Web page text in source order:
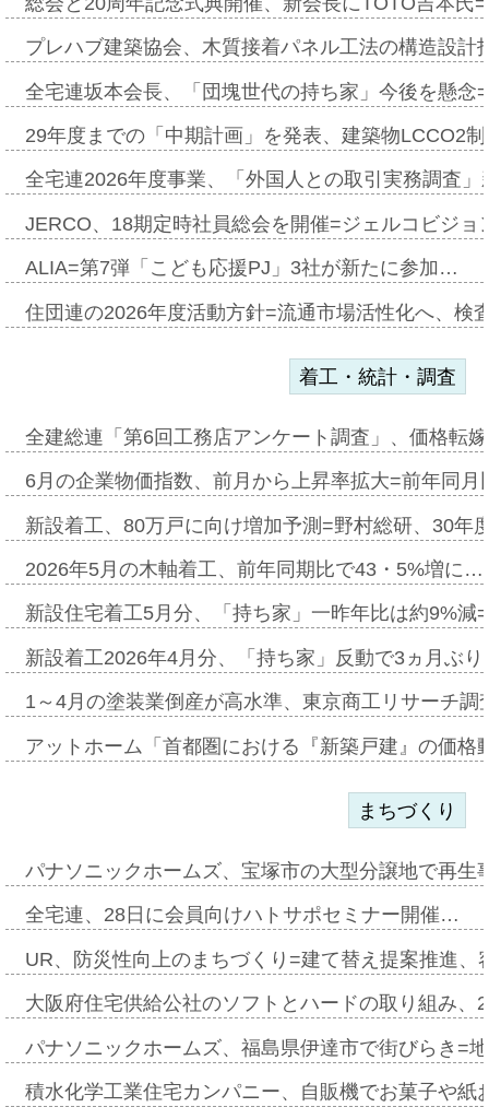
プレハブ建築協会、木質接着パネル工法の構造設
全宅連坂本会長、「団塊世代の持ち家」今後を懸
29年度までの「中期計画」を発表、建築物LCCO2
全宅連2026年度事業、「外国人との取引実務調査
JERCO、18期定時社員総会を開催=ジェルコビジ
ALIA=第7弾「こども応援PJ」3社が新たに参加…
住団連の2026年度活動方針=流通市場活性化へ、検
着工・統計・調査
全建総連「第6回工務店アンケート調査」、価格転
6月の企業物価指数、前月から上昇率拡大=前年同
新設着工、80万戸に向け増加予測=野村総研、30年
2026年5月の木軸着工、前年同期比で43・5%増に…
新設住宅着工5月分、「持ち家」一昨年比は約9%
新設着工2026年4月分、「持ち家」反動で3ヵ月ぶ
1～4月の塗装業倒産が高水準、東京商工リサーチ
アットホーム「首都圏における『新築戸建』の価
まちづくり
パナソニックホームズ、宝塚市の大型分譲地で再
全宅連、28日に会員向けハトサポセミナー開催…
UR、防災性向上のまちづくり=建て替え提案推進
大阪府住宅供給公社のソフトとハードの取り組み
パナソニックホームズ、福島県伊達市で街びらき=
積水化学工業住宅カンパニー、自販機でお菓子や